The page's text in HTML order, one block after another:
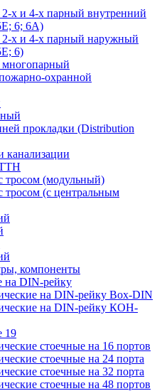
х и 4-х парный внутренний
6; 6А)
2-х и 4-х парный наружный
6)
многопарный
охранной
прокладки (Distribution
канализации
тросом (модульный)
тросом (с центральным
компоненты
на DIN-рейку
на DIN-рейку Box-DIN
на DIN-рейку КОН-
19
стоечные на 16 портов
стоечные на 24 порта
стоечные на 32 порта
стоечные на 48 портов